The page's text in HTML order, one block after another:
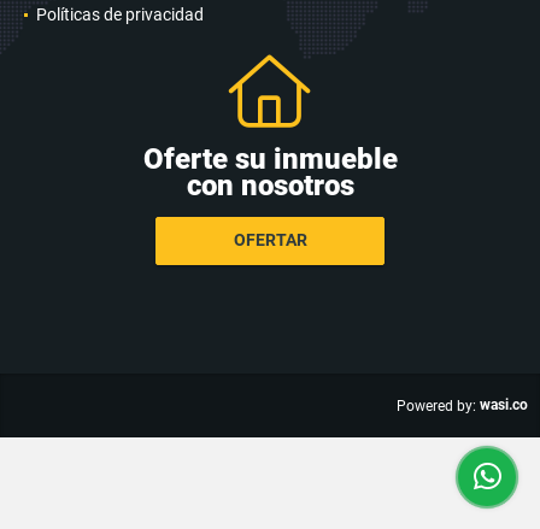
Políticas de privacidad
Oferte su inmueble
con nosotros
OFERTAR
Powered by: wasi.co